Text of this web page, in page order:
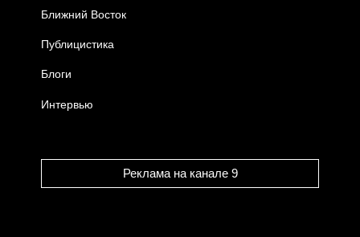
Ближний Восток
Публицистика
Блоги
Интервью
Реклама на канале 9